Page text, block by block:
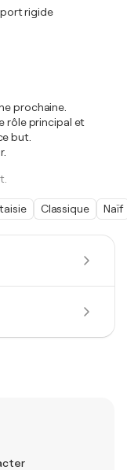
rigide
prochaine.
rôle principal et
but.
Classique Naïf